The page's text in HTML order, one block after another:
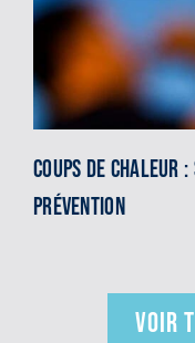
Coups de chaleur
prévention
VOIR